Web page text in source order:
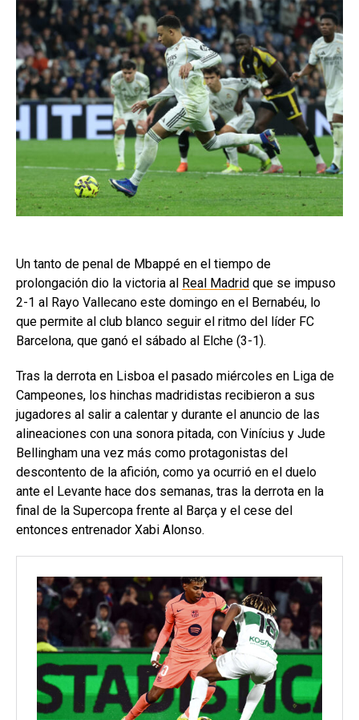
Un tanto de penal de Mbappé en el tiempo de
prolongación dio la victoria al Real Madrid que se impuso
2-1 al Rayo Vallecano este domingo en el Bernabéu, lo
que permite al club blanco seguir el ritmo del líder FC
Barcelona, que ganó el sábado al Elche (3-1).
Tras la derrota en Lisboa el pasado miércoles en Liga de
Campeones, los hinchas madridistas recibieron a sus
jugadores al salir a calentar y durante el anuncio de las
alineaciones con una sonora pitada, con Vinícius y Jude
Bellingham una vez más como protagonistas del
descontento de la afición, como ya ocurrió en el duelo
ante el Levante hace dos semanas, tras la derrota en la
final de la Supercopa frente al Barça y el cese del
entonces entrenador Xabi Alonso.